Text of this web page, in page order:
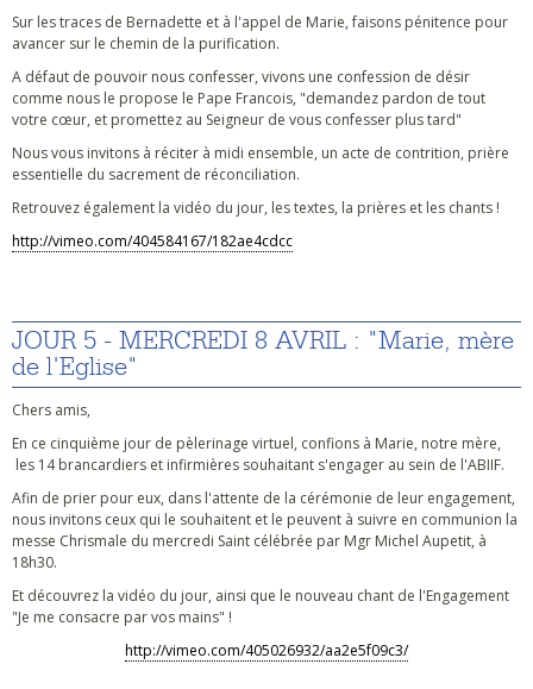
Sur les traces de Bernadette et à l'appel de Marie, faisons pénitence pour
avancer sur le chemin de la purification.
A défaut de pouvoir nous confesser, vivons une confession de désir
comme nous le propose le Pape Francois, "demandez pardon de tout
votre cœur, et promettez au Seigneur de vous confesser plus tard"
Nous vous invitons à réciter à midi ensemble, un acte de contrition, prière
essentielle du sacrement de réconciliation.
Retrouvez également la vidéo du jour, les textes, la prières et les chants !
http://vimeo.com/404584167/182ae4cdcc
JOUR 5 - MERCREDI 8 AVRIL : "Marie, mère
de l'Eglise"
Chers amis,
En ce cinquième jour de pèlerinage virtuel, confions à Marie, notre mère,
les 14 brancardiers et infirmières souhaitant s'engager au sein de l'ABIIF.
Afin de prier pour eux, dans l'attente de la cérémonie de leur engagement,
nous invitons ceux qui le souhaitent et le peuvent à suivre en communion la
messe Chrismale du mercredi Saint célébrée par Mgr Michel Aupetit, à
18h30.
Et découvrez la vidéo du jour, ainsi que le nouveau chant de l'Engagement
"Je me consacre par vos mains" !
http://vimeo.com/405026932/aa2e5f09c3/